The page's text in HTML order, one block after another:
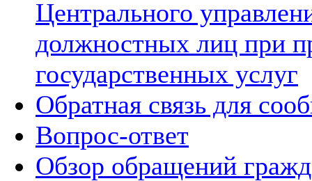
Центрального
должностных лиц при
государственных услуг
Обратная связь для
Вопрос-ответ
Обзор обращений